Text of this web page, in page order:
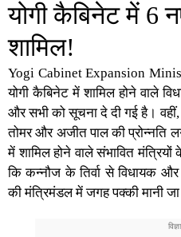
योगी कैबिनेट में 6
शामिल!
Yogi Cabinet Expansion
योगी कैबिनेट में शामिल होने वाले
और सभी को सूचना दे दी गई है। वहीं,
तोमर और अजीत पाल की प्रोन्नति
में शामिल होने वाले संभावित
कि कन्नौज के तिर्वा से विधायक
की मंत्रिमंडल में जगह पक्की मानी जा